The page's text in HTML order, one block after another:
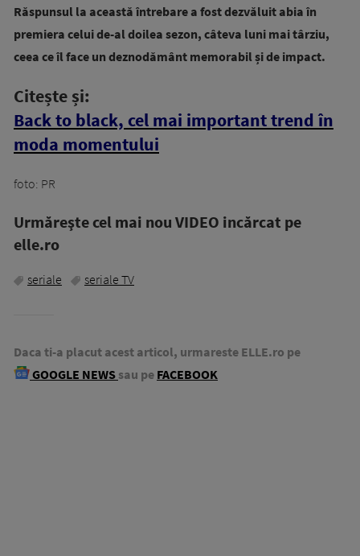
Răspunsul la această întrebare a fost dezvăluit abia în
premiera celui de-al doilea sezon, câteva luni mai târziu,
ceea ce îl face un deznodământ memorabil și de impact.
Citește și:
Back to black, cel mai important trend în
moda momentului
foto: PR
Urmăreşte cel mai nou VIDEO incărcat pe
elle.ro
seriale seriale TV
Daca ti-a placut acest articol, urmareste ELLE.ro pe
GOOGLE NEWS sau pe FACEBOOK